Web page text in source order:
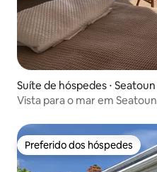
Suíte de hóspedes ⋅ Seatoun
Vista para o mar em Seatoun
Preferido dos hóspedes
Preferido dos hóspedes